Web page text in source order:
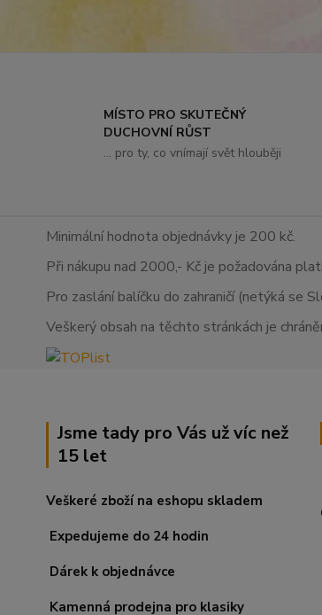
MÍSTO PRO SKUTEČNÝ
DUCHOVNÍ RŮST
... pro ty, co vnímají svět hlouběji
Minimální hodnota objednávky je 200 kč.
Při nákupu nad 2000,- Kč je požadována
Pro zaslání balíčku do zahraničí (netýká se
Veškerý obsah na těchto stránkách je
Jsme tady pro Vás už víc než
15 let
Veškeré zboží na eshopu skladem
Expedujeme do 24 hodin
Dárek k objednávce
Kamenná prodejna pro klasiky